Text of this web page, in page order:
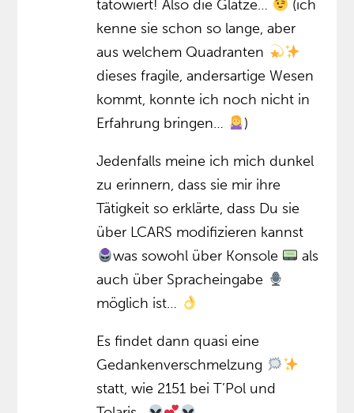
tätowiert! Also die Glatze…
(ich
kenne sie schon so lange, aber
aus welchem Quadranten
dieses fragile, andersartige Wesen
kommt, konnte ich noch nicht in
Erfahrung bringen…
)
Jedenfalls meine ich mich dunkel
zu erinnern, dass sie mir ihre
Tätigkeit so erklärte, dass Du sie
über LCARS modifizieren kannst
was sowohl über Konsole
als
auch über Spracheingabe
möglich ist…
Es findet dann quasi eine
Gedankenverschmelzung
statt, wie 2151 bei T’Pol und